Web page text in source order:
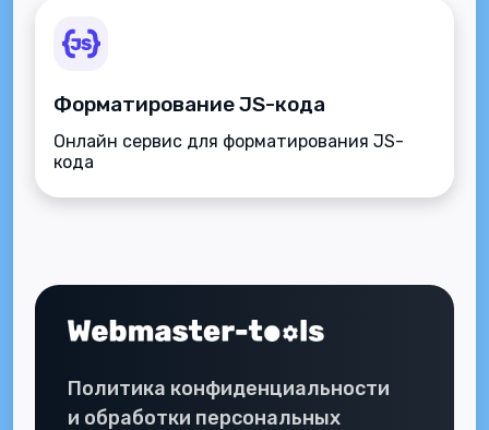
Форматирование JS-кода
Онлайн сервис для форматирования JS-
кода
Политика конфиденциальности
и обработки персональных